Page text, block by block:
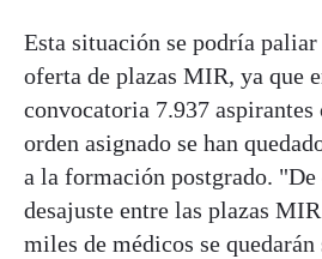
Esta situación se podría
oferta de plazas MIR, ya que
convocatoria 7.937 aspirantes
orden asignado se han
a la formación postgrado.
desajuste entre las plazas
miles de médicos se